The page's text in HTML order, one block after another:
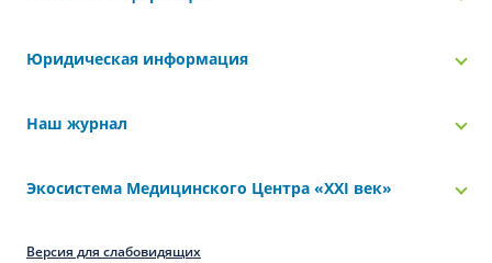
Юридическая информация
Наш журнал
Экосистема Медицинского Центра «‎XXI век»
Версия для слабовидящих